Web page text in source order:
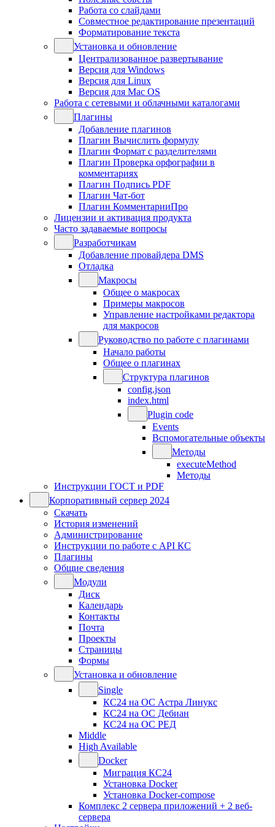
Работа со слайдами
Совместное редактирование презентаций
Форматирование текста
Установка и обновление
Централизованное развертывание
Версия для Windows
Версия для Linux
Версия для Mac OS
Работа с сетевыми и облачными каталогами
Плагины
Добавление плагинов
Плагин Вычислить формулу
Плагин Формат с разделителями
Плагин Проверка орфографии в
комментариях
Плагин Подпись PDF
Плагин Чат-бот
Плагин КомментарииПро
Лицензии и активация продукта
Часто задаваемые вопросы
Разработчикам
Добавление провайдера DMS
Отладка
Макросы
Общее о макросах
Примеры макросов
Управление настройками редактора
для макросов
Руководство по работе с плагинами
Начало работы
Общее о плагинах
Структура плагинов
config.json
index.html
Plugin code
Events
Вспомогательные объекты
Методы
executeMethod
Методы
Инструкции ГОСТ и PDF
Корпоративный сервер 2024
Скачать
История изменений
Администрирование
Инструкции по работе с API КС
Плагины
Общие сведения
Модули
Диск
Календарь
Контакты
Почта
Проекты
Страницы
Формы
Установка и обновление
Single
КС24 на ОС Астра Линукс
КС24 на ОС Дебиан
КС24 на ОС РЕД
Middle
High Available
Docker
Миграция КС24
Установка Docker
Установка Docker-compose
Комплекс 2 сервера приложений + 2 веб-
сервера